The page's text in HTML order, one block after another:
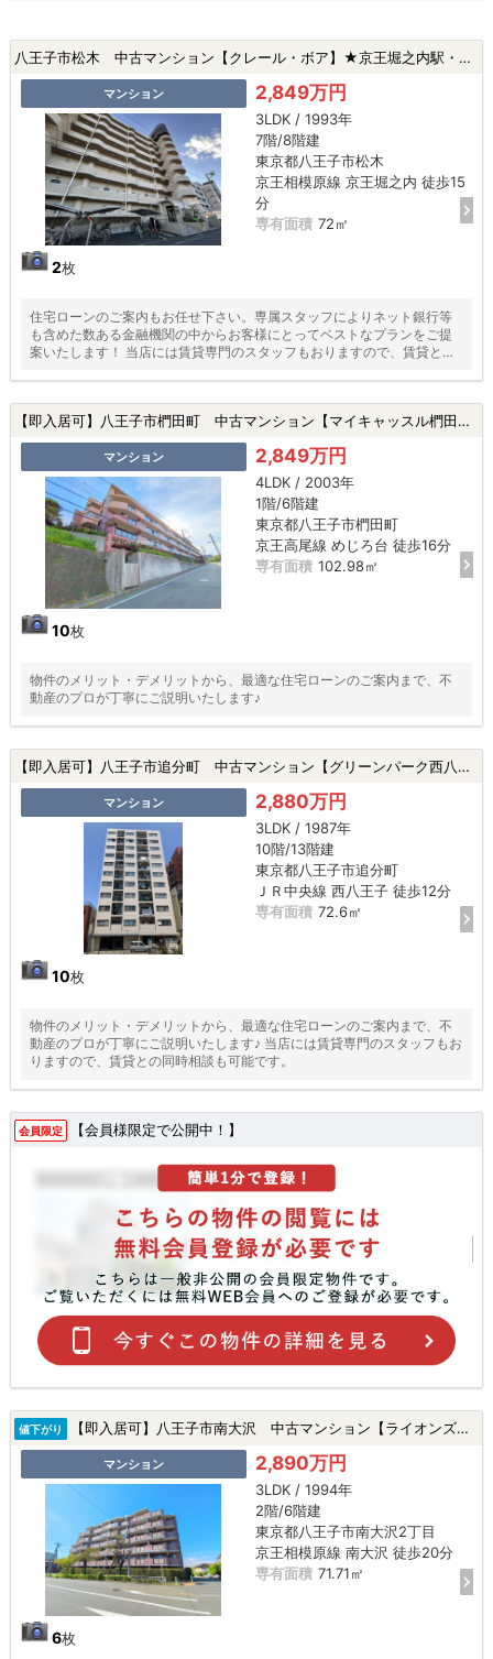
八王子市松木 中古マンション【クレール・ボア】★京王堀之内駅・新規リフォーム・上階フロア・宅配ボックス★|八王子市松木の中古マンション
マンション
2枚
2,849万円
3LDK / 1993年
7階/8階建
東京都八王子市松木
京王相模原線 京王堀之内 徒歩15
分
専有面積 72㎡
住宅ローンのご案内もお任せ下さい。専属スタッフによりネット銀行等
も含めた数ある金融機関の中からお客様にとってベストなプランをご提
案いたします！ 当店には賃貸専門のスタッフもおりますので、賃貸との
【即入居可】八王子市椚田町 中古マンション【マイキャッスル椚田】★めじろ台駅・新規リフォーム・南東角部屋・ペット飼育可・専有面積100平米超★|八王子市椚田町の中古マンション
マンション
10枚
2,849万円
4LDK / 2003年
1階/6階建
東京都八王子市椚田町
京王高尾線 めじろ台 徒歩16分
専有面積 102.98㎡
物件のメリット・デメリットから、最適な住宅ローンのご案内まで、不
動産のプロが丁寧にご説明いたします♪
【即入居可】八王子市追分町 中古マンション【グリーンパーク西八王子】★西八王子駅・駅徒歩15分以内・新規リフォーム・ペット飼育可・新耐震基準★|八王子市追分町の中古マンション
マンション
10枚
2,880万円
3LDK / 1987年
10階/13階建
東京都八王子市追分町
ＪＲ中央線 西八王子 徒歩12分
専有面積 72.6㎡
物件のメリット・デメリットから、最適な住宅ローンのご案内まで、不
動産のプロが丁寧にご説明いたします♪ 当店には賃貸専門のスタッフもお
りますので、賃貸との同時相談も可能です。
会員限定 【会員様限定で公開中！】
値下がり 【即入居可】八王子市南大沢 中古マンション【ライオンズマンション南大沢】★南大沢駅・新規リフォーム・アフターサービス保証★|八王子市南大沢2丁目の中古マンション
マンション
6枚
2,890万円
3LDK / 1994年
2階/6階建
東京都八王子市南大沢2丁目
京王相模原線 南大沢 徒歩20分
専有面積 71.71㎡